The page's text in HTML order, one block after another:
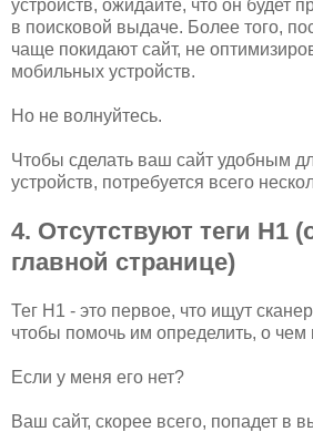
устройств, ожидайте, что он будет
в поисковой выдаче. Более того,
чаще покидают сайт, не
мобильных устройств.
Но не волнуйтесь.
Чтобы сделать ваш сайт удобным
устройств, потребуется всего
4. Отсутствуют теги H1
главной странице)
Тег H1 - это первое, что ищут
чтобы помочь им определить, о чем
Если у меня его нет?
Ваш сайт, скорее всего, попадет в